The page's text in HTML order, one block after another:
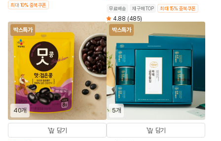
최대 10% 중복쿠폰
무료배송 재구매TOP 최대 15% 중복쿠폰
4.88 (485)
박스특가
40개
담기
박스특가
5개
담기